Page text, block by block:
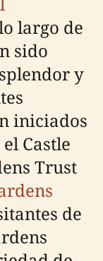
largo de
sido
y
iniciados
Castle
Trust
de